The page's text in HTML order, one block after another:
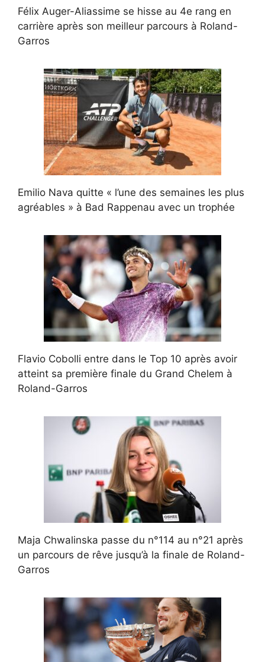
Félix Auger-Aliassime se hisse au 4e rang en
carrière après son meilleur parcours à Roland-
Garros
Emilio Nava quitte « l’une des semaines les plus
agréables » à Bad Rappenau avec un trophée
Flavio Cobolli entre dans le Top 10 après avoir
atteint sa première finale du Grand Chelem à
Roland-Garros
Maja Chwalinska passe du n°114 au n°21 après
un parcours de rêve jusqu’à la finale de Roland-
Garros